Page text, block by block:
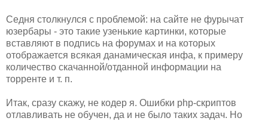
Седня столкнулся с проблемой: на сайте не фурычат
юзербары - это такие узенькие картинки, которые
вставляют в подпись на форумах и на которых
отображается всякая данамическая инфа, к примеру
количество скачанной/отданной информации на
торренте и т. п.
Итак, сразу скажу, не кодер я. Ошибки php-скриптов
отлавливать не обучен, да и не было таких задач. Но